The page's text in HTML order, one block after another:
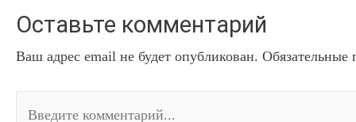
Оставьте комментарий
Ваш адрес email не будет опубликован.